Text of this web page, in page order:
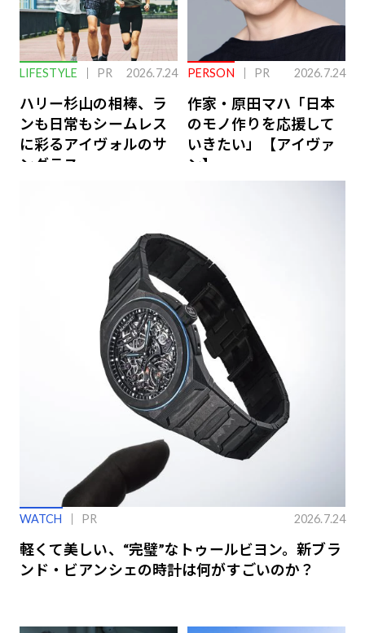
LIFESTYLE PR 2026.7.24
ハリー杉山の相棒、ラ
ンも日常もシームレス
に彩るアイヴォルのサ
ングラス
PERSON PR 2026.7.24
作家・原田マハ「日本
のモノ作りを応援して
いきたい」【アイヴァ
ン】
WATCH PR 2026.7.24
軽くて美しい、“完璧”なトゥールビヨン。新ブラ
ンド・ビアンシェの時計は何がすごいのか？